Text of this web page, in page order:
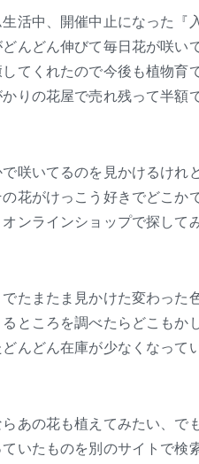
活中、開催中止になった『
んどん伸びて毎日花が咲い
てくれたので今後も植物育
りの花屋で売れ残って半額
咲いてるのを見かけるけれ
花がけっこう好きでどこか
ンラインショップで探して
たまたま見かけた変わった
ところを調べたらどこも
んどん在庫が少なくなっ
あの花も植えてみたい、
いたものを別のサイトで検